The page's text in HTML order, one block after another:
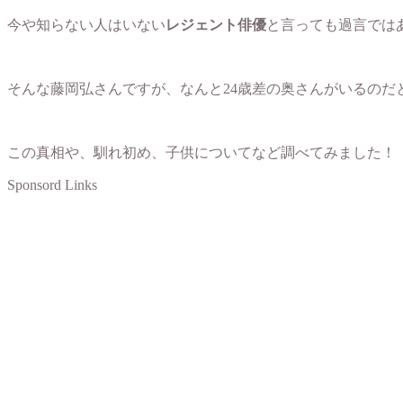
今や知らない人はいないレジェント俳優と言っても過言では
そんな藤岡弘さんですが、なんと24歳差の奥さんがいるのだ
この真相や、馴れ初め、子供についてなど調べてみました！
Sponsord Links